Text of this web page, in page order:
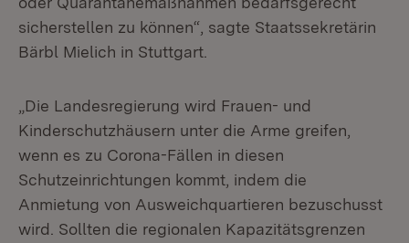
sicherstellen zu können“, sagte Staatssekretärin
Bärbl Mielich in Stuttgart.
„Die Landesregierung wird Frauen- und
Kinderschutzhäusern unter die Arme greifen,
wenn es zu Corona-Fällen in diesen
Schutzeinrichtungen kommt, indem die
Anmietung von Ausweichquartieren bezuschusst
wird. Sollten die regionalen Kapazitätsgrenzen